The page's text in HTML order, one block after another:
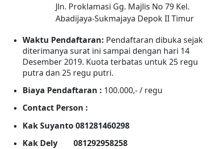
Jln. Proklamasi Gg. Majlis No 79 Kel.
Abadijaya-Sukmajaya Depok II Timur
Waktu Pendaftaran: Pendaftaran dibuka sejak
diterimanya surat ini sampai dengan hari 14
Desember2019. Kuota terbatas untuk25 regu
putra dan 25 regu putri.
Biaya Pendaftaran : 100.000,- / regu
Contact Person :
Kak Suyanto 081281460298
Kak Dely 081292958258